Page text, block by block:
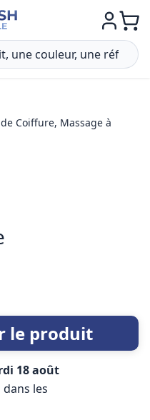
Coiffure, Massage à
le produit
18 août
les